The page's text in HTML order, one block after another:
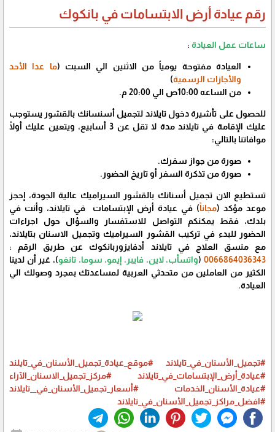
رقم عيادة أرض الابتسامات في بانكوك
ساعات عمل العيادة :
العيادة مفتوحة يومياً من الاثنين الي السبت (ما عدا الأحد
والأجازات الرسمية)
من الساعه 10:00ص الي 20:00 م.
للحصول على تأشيرة دخول تايلاند لتجميل أسنسانك بالقشور يستوجب
عليك الإقامة في تايلاند مدة لا تقل عن 3 أسابيع، ويتعين عليك أولًا
موافاتنا بالتالي:
صورة من جواز سفرك.
صورة من تذكرة السفر أو تاريخ الحضور.
تستطيع الان تجميل أسنانك بالقشور السيراميك عالية الجودة، إحجز
موعد مؤكد (مجاناً) في عيادة أرض الإبتسامات في تايلاند، وأنت في
بلدك، فقط يمكنكم التواصل للاستفسار والسؤال حول اجراءات
الحضور للبدء في تركيب القشور السيراميك وتجميل الاسنان بتايلاند،
مع منسق العلاج في تايلاند أدفايزوربانكوك عن طريق الرقم :
0066864036343
(واتسأب، لاين، فايبر، إيمو، سوما، تانغو)، غير أن لدينا
الكثير من العاملين من متحدثي العربية لمساعدتك بمجرد وصولك الي
العيادة.
#تجميل_الأسنان_في_تايلاند
#موقع_عيادة_تجميل_الأسنان_في_تايلند
#عيادة_أرض_الإبتسامات_في_تايلاند
#مركز_تجميل_الاسنان_الآراء
#عيادة_الأسنان_الخدمات
#أسعار_تجميل_الأسنان_في__تايلاند
#افضل_مراكز_تجميل_الأسنان_في_تايلاند